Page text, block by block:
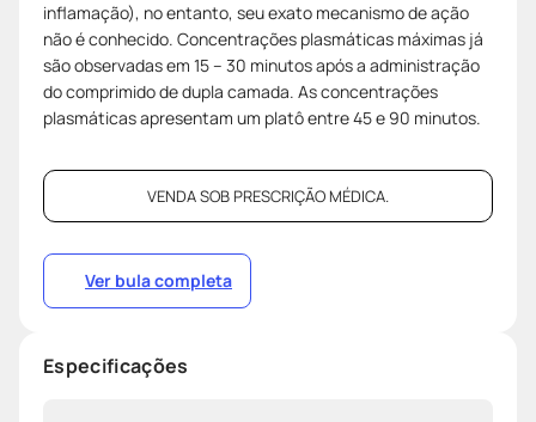
inflamação), no entanto, seu exato mecanismo de ação
não é conhecido. Concentrações plasmáticas máximas já
são observadas em 15 – 30 minutos após a administração
do comprimido de dupla camada. As concentrações
plasmáticas apresentam um platô entre 45 e 90 minutos.
VENDA SOB PRESCRIÇÃO MÉDICA.
Ver bula completa
Especificações